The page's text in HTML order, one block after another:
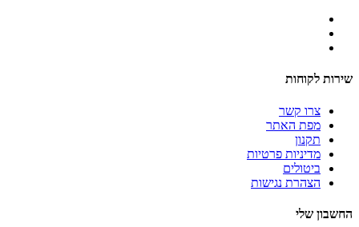
שירות לקוחות
צרו קשר
מפת האתר
תקנון
מדיניות פרטיות
ביטולים
הצהרת נגישות
החשבון שלי